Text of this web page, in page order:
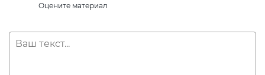
Оцените материал